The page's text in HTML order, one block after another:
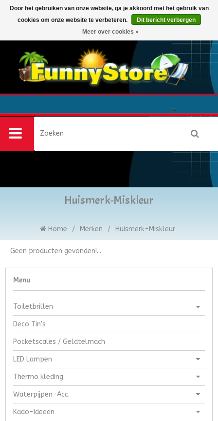
0
Huismerk-Miskleur
Home / Merken / Huismerk-Miskleur
Geen producten gevonden!...
Menu
Toiletbrillen
Deco Tin's
Pocketscales / Geldtelmach
LED Lampen
Thermo kleding
Waterpijpen-Acc.
Kado-Ideeën
Door het gebruiken van onze website, ga je akkoord met het gebruik van
cookies om onze website te verbeteren.
Dit bericht verbergen
Meer over cookies »